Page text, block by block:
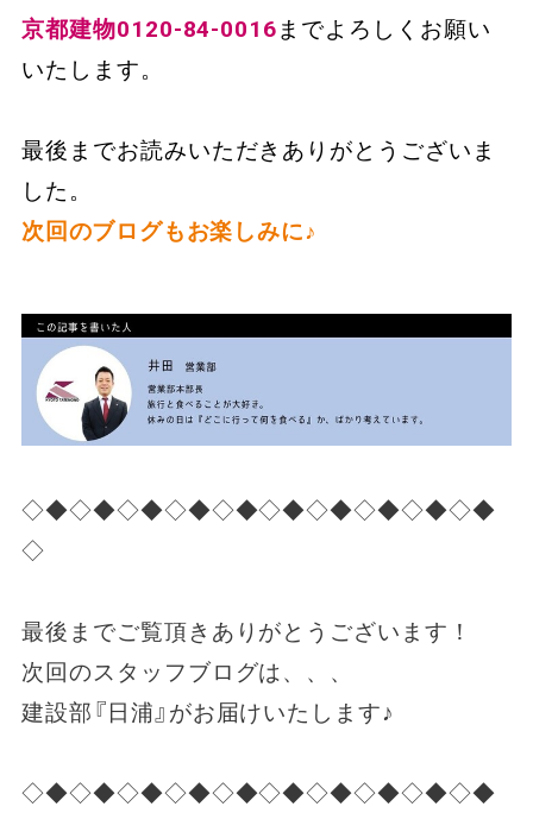
京都建物0120-84-0016までよろしくお願い
いたします。
最後までお読みいただきありがとうございま
した。
次回のブログもお楽しみに♪
◇◆◇◆◇◆◇◆◇◆◇◆◇◆◇◆◇◆◇◆
◇
最後までご覧頂きありがとうございます！
次回のスタッフブログは、、、
建設部『日浦』がお届けいたします♪
◇◆◇◆◇◆◇◆◇◆◇◆◇◆◇◆◇◆◇◆